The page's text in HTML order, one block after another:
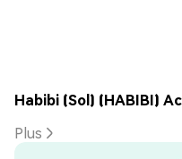
Habibi (Sol) (HABIBI)
Plus